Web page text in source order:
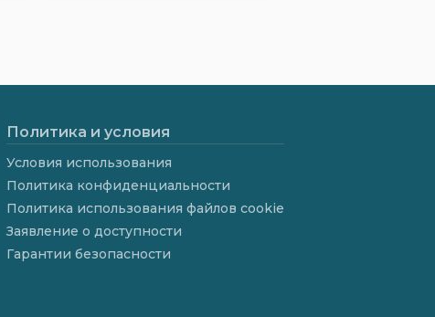
Политика и условия
Условия использования
Политика конфиденциальности
Политика использования файлов cookie
Заявление о доступности
Гарантии безопасности